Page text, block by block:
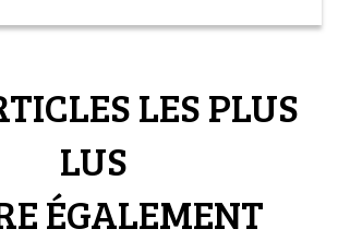
LES PLUS
LUS
ÉGALEMENT